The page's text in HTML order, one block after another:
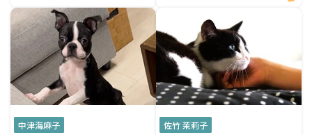
中津海麻子
佐竹 茉莉子